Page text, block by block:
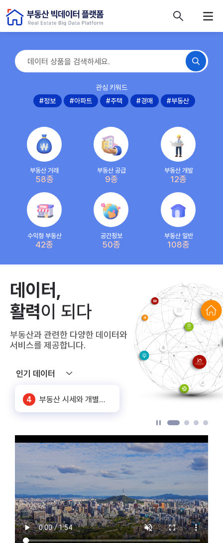
관심 키워드
#정보
#아파트 #주택 #경매 #부동산
부동산 거래
58종
부동산 공급
9종
부동산 개발
12종
수익형 부동산
42종
공간정보
50종
부동산 일반
108종
데이터,
활력이 되다
부동산과 관련한 다양한 데이터와
서비스를 제공합니다.
인기 데이터
상가임대료(공공상가)
화물차 기종점 통행량
1 공동주택 단지 연계정보
3 신축 건축물 정보
4 부동산 시세와 개별공시지가_서울
7 SNS 노출대비 유동인구
1 공동주택 단지 연계정보
2 주요 상권별 에너지 사용량 정보
3 신축 건축물 정보
4 부동산 시세와 개별공시지가_서울